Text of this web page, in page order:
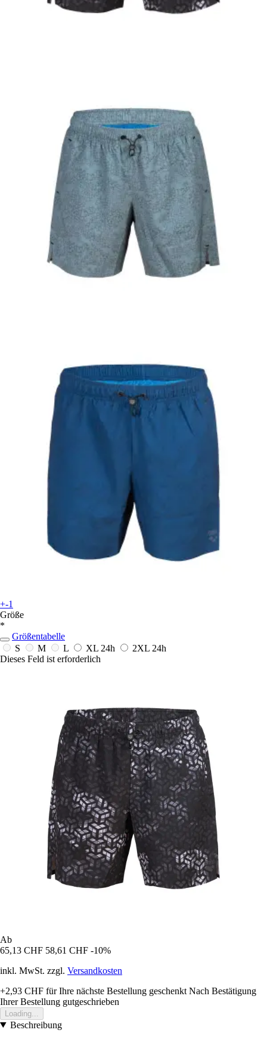
+-1
Größe
*
Größentabelle
S
M L XL 24h 2XL 24h
Dieses Feld ist erforderlich
Ab
65,13 CHF 58,61 CHF -10%
inkl. MwSt. zzgl. Versandkosten
+2,93 CHF für Ihre nächste Bestellung geschenkt Nach Bestätigung
Ihrer Bestellung gutgeschrieben
Loading...
Beschreibung